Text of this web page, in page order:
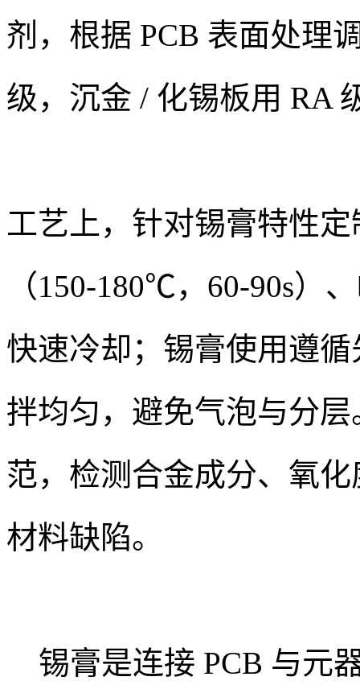
剂，根据 PCB 表面处理
级，沉金 / 化锡板用 RA
工艺上，针对锡膏特性
（150-180℃，60-90s）
快速冷却；锡膏使用遵
拌均匀，避免气泡与分
范，检测合金成分、氧
材料缺陷。
锡膏是连接 PCB 与元